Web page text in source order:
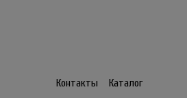
Контакты Каталог